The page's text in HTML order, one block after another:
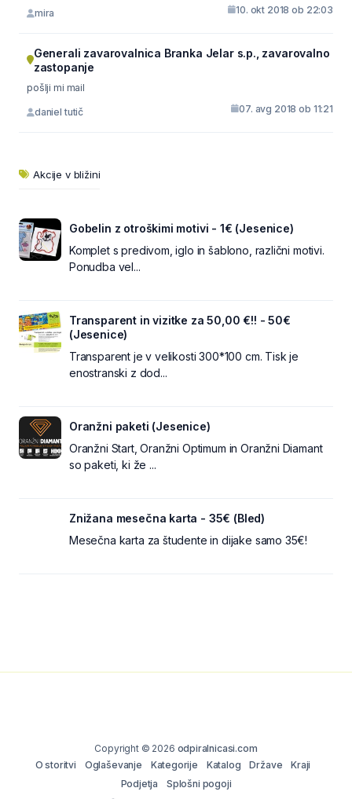
mira 10. okt 2018 ob 22:03
Generali zavarovalnica Branka Jelar s.p., zavarovalno
zastopanje
pošlji mi mail
daniel tutič 07. avg 2018 ob 11:21
Akcije v bližini
Gobelin z otroškimi motivi - 1€ (Jesenice)
Komplet s predivom, iglo in šablono, različni motivi.
Ponudba vel...
Transparent in vizitke za 50,00 €!! - 50€
(Jesenice)
Transparent je v velikosti 300*100 cm. Tisk je
enostranski z dod...
Oranžni paketi (Jesenice)
Oranžni Start, Oranžni Optimum in Oranžni Diamant
so paketi, ki že ...
Znižana mesečna karta - 35€ (Bled)
Mesečna karta za študente in dijake samo 35€!
Copyright © 2026 odpiralnicasi.com
O storitvi
Oglaševanje Kategorije Katalog Države
Kraji
Podjetja
Splošni pogoji